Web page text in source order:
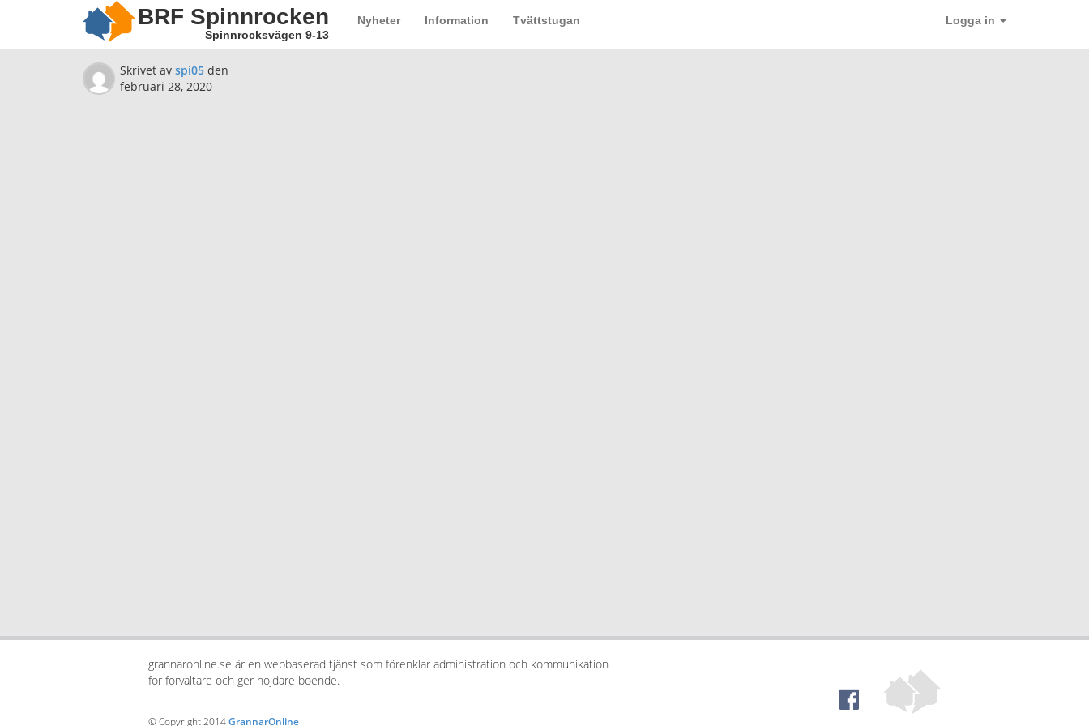
BRF Spinnrocken
Spinnrocksvägen 9-13
Nyheter Information Tvättstugan Logga in
Skrivet av spi05 den
februari 28, 2020
grannaronline.se är en webbaserad tjänst som förenklar administration och kommunikation
för förvaltare och ger nöjdare boende.
© Copyright 2014GrannarOnline